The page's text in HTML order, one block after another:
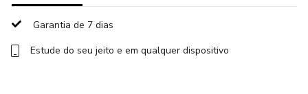
Garantia de 7 dias
Estude do seu jeito e em qualquer dispositivo